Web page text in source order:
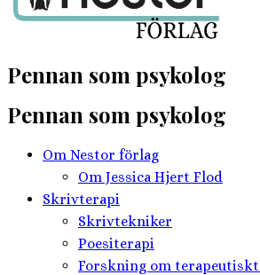
innehåll
Pennan som psykolog
Pennan som psykolog
Om Nestor förlag
Om Jessica Hjert Flod
Skrivterapi
Skrivtekniker
Poesiterapi
Forskning om